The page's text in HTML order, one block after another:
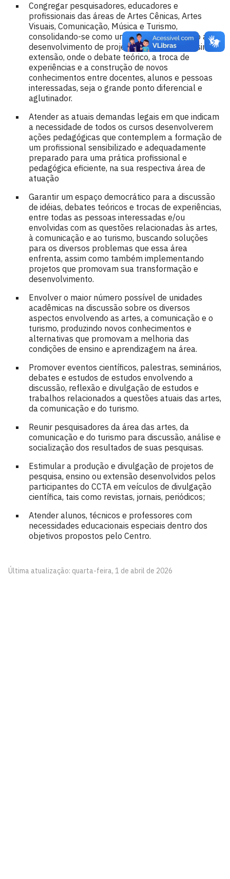
Congregar pesquisadores, educadores e
profissionais das áreas de Artes Cênicas, Artes
Visuais, Comunicação, Música e Turismo,
consolidando-se como um espaço de fomento ao
desenvolvimento de projetos de pesquisa, ensino e
extensão, onde o debate teórico, a troca de
experiências e a construção de novos
conhecimentos entre docentes, alunos e pessoas
interessadas, seja o grande ponto diferencial e
aglutinador.
Atender as atuais demandas legais em que indicam
a necessidade de todos os cursos desenvolverem
ações pedagógicas que contemplem a formação de
um profissional sensibilizado e adequadamente
preparado para uma prática profissional e
pedagógica eficiente, na sua respectiva área de
atuação
Garantir um espaço democrático para a discussão
de idéias, debates teóricos e trocas de experiências,
entre todas as pessoas interessadas e/ou
envolvidas com as questões relacionadas às artes,
à comunicação e ao turismo, buscando soluções
para os diversos problemas que essa área
enfrenta, assim como também implementando
projetos que promovam sua transformação e
desenvolvimento.
Envolver o maior número possível de unidades
acadêmicas na discussão sobre os diversos
aspectos envolvendo as artes, a comunicação e o
turismo, produzindo novos conhecimentos e
alternativas que promovam a melhoria das
condições de ensino e aprendizagem na área.
Promover eventos científicos, palestras, seminários,
debates e estudos de estudos envolvendo a
discussão, reflexão e divulgação de estudos e
trabalhos relacionados a questões atuais das artes,
da comunicação e do turismo.
Reunir pesquisadores da área das artes, da
comunicação e do turismo para discussão, análise e
socialização dos resultados de suas pesquisas.
Estimular a produção e divulgação de projetos de
pesquisa, ensino ou extensão desenvolvidos pelos
participantes do CCTA em veículos de divulgação
científica, tais como revistas, jornais, periódicos;
Atender alunos, técnicos e professores com
necessidades educacionais especiais dentro dos
objetivos propostos pelo Centro.
Última atualização: quarta-feira, 1 de abril de 2026